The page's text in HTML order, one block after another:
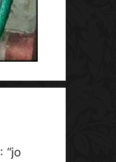
: “jo